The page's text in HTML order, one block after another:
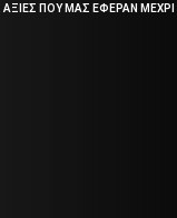
ΑΞΙΕΣ ΠΟΥ ΜΑΣ ΕΦΕΡΑΝ ΜΕΧΡΙ